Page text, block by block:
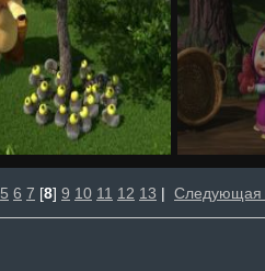
5 6 7 [8] 9 10 11 12 13 | Следующая